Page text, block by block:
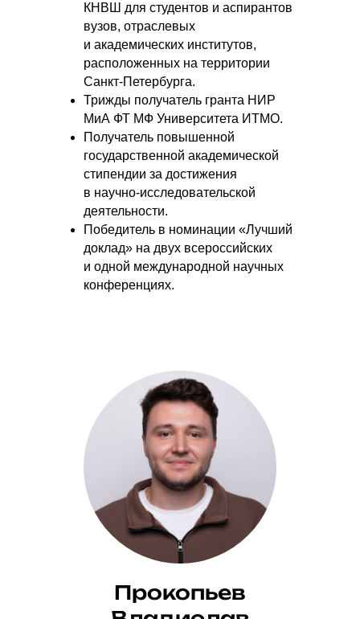
КНВШ для студентов и аспирантов
вузов, отраслевых
и академических институтов,
расположенных на территории
Санкт-Петербурга.
Трижды получатель гранта НИР
МиА ФТ МФ Университета ИТМО.
Получатель повышенной
государственной академической
стипендии за достижения
в научно-исследовательской
деятельности.
Победитель в номинации «Лучший
доклад» на двух всероссийских
и одной международной научных
конференциях.
Прокопьев